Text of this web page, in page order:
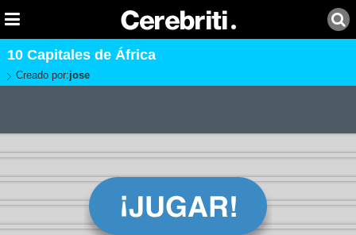
10 Capitales de África
Creado por:jose